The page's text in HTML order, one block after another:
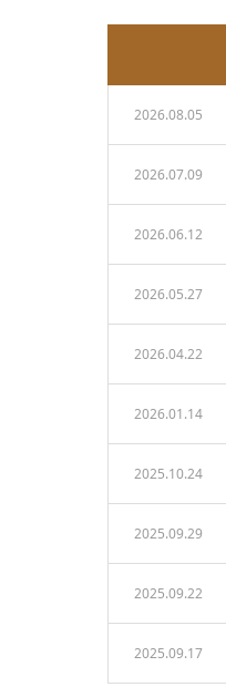
2026.08.05
2026.07.09
2026.06.12
2026.05.27
2026.04.22
2026.01.14
2025.10.24
2025.09.29
2025.09.22
2025.09.17